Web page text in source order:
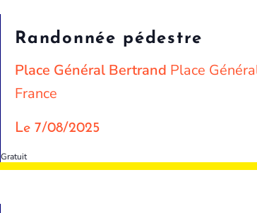
Randonnée pédestre
Place Général Bertrand Place
France
Le 7/08/2025
Gratuit